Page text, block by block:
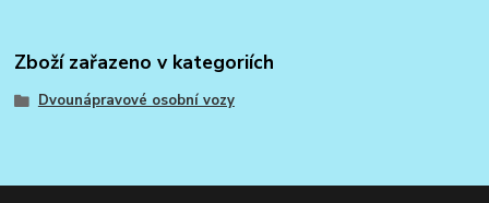
Zboží zařazeno v kategoriích
Dvounápravové osobní vozy